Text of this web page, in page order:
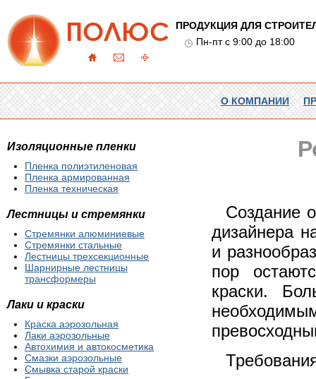
ПРОДУКЦИЯ ДЛЯ
Пн-пт с 9:00 до 18:00
О КОМПАНИИ
Изоляционные пленки
Пленка полиэтиленовая
Пленка армированная
Пленка техническая
Лестницы и стремянки
Стремянки алюминиевые
Стремянки стальные
Лестницы трехсекционные
Шарнирные лестницы
трансформеры
Лаки и краски
Краска аэрозольная
Лаки аэрозольные
Автохимия и автокосметика
Смазки аэрозольные
Смывка старой краски
Создание
дизайнера
и
пор
краски.